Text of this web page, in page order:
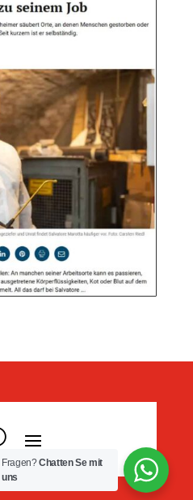
Fragen?Chatten Se mit
uns